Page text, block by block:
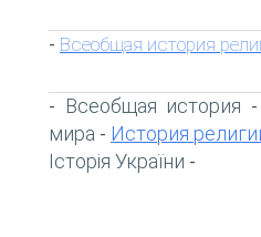
- Всеобщая история
- Всеобщая история -
мира - История
Історія України -